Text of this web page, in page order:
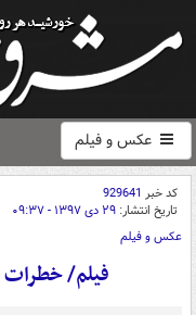
عکس و فیلم
کد خبر 929641
تاریخ انتشار: ۲۹ دی ۱۳۹۷ - ۰۹:۳۷
عکس و فیلم
فیلم/